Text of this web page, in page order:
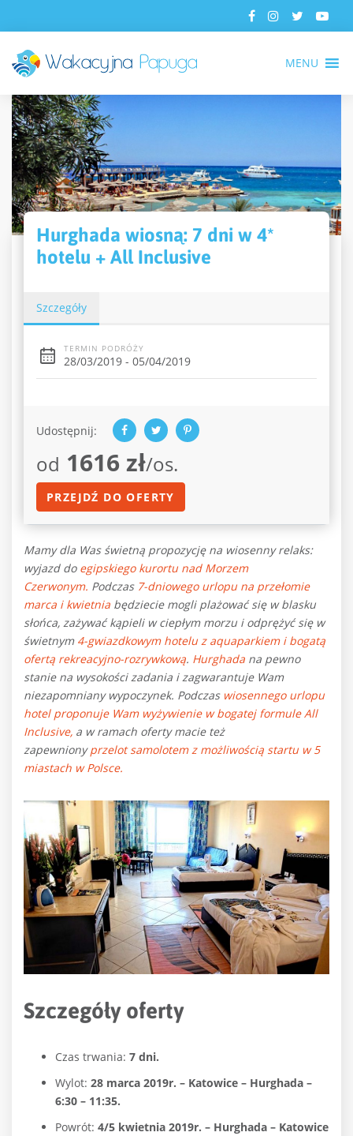
MENU
Hurghada wiosną: 7 dni w 4*
hotelu + All Inclusive
Szczegóły
TERMIN PODRÓŻY
28/03/2019 - 05/04/2019
Udostępnij:
od 1616 zł/os.
PRZEJDŹ DO OFERTY
Mamy dla Was świetną propozycję na wiosenny relaks:
wyjazd do egipskiego kurortu nad Morzem
Czerwonym. Podczas 7-dniowego urlopu na przełomie
marca i kwietnia będziecie mogli plażować się w blasku
słońca, zażywać kąpieli w ciepłym morzu i odprężyć się w
świetnym 4-gwiazdkowym hotelu z aquaparkiem i bogatą
ofertą rekreacyjno-rozrywkową. Hurghada na pewno
stanie na wysokości zadania i zagwarantuje Wam
niezapomniany wypoczynek. Podczas wiosennego urlopu
hotel proponuje Wam wyżywienie w bogatej formule All
Inclusive, a w ramach oferty macie też
zapewnionyprzelot samolotem z możliwością startu w 5
miastach w Polsce.
Szczegóły oferty
Czas trwania: 7 dni.
Wylot: 28 marca 2019r. – Katowice – Hurghada –
6:30 – 11:35.
Powrót: 4/5 kwietnia 2019r. – Hurghada – Katowice